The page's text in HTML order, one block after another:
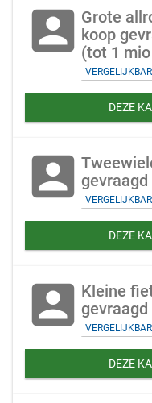
account_box Grote
koop
(tot 1
DEZE
account_box
DEZE
account_box Kleine
DEZE